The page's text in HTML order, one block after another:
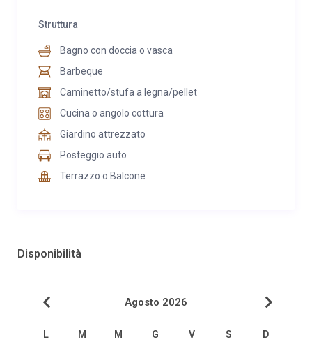
Struttura
Bagno con doccia o vasca
Barbeque
Caminetto/stufa a legna/pellet
Cucina o angolo cottura
Giardino attrezzato
Posteggio auto
Terrazzo o Balcone
Disponibilità
Agosto 2026
L M M G V S D